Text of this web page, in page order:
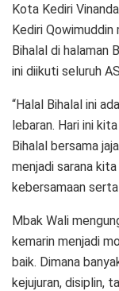
Kota Kediri
Kediri
Bihalal di halaman
ini diikuti seluruh
“Halal Bihalal ini
lebaran. Hari ini
Bihalal bersama
menjadi sarana
kebersamaan
Mbak Wali
kemarin menjadi
baik. Dimana
kejujuran, disiplin,